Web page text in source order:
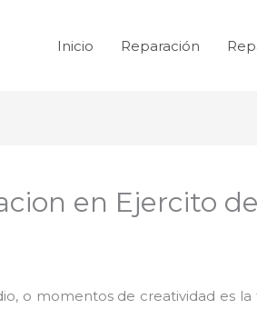
Inicio Reparación
en Ejercito
o momentos de creatividad es